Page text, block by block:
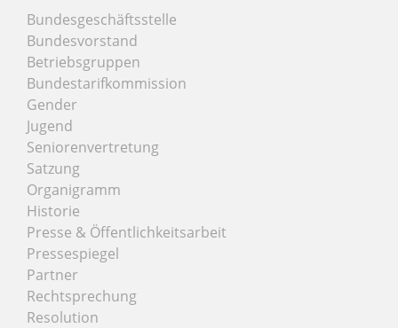
Bundesgeschäftsstelle
Bundesvorstand
Betriebsgruppen
Bundestarifkommission
Gender
Jugend
Seniorenvertretung
Satzung
Organigramm
Historie
Presse & Öffentlichkeitsarbeit
Pressespiegel
Partner
Rechtsprechung
Resolution